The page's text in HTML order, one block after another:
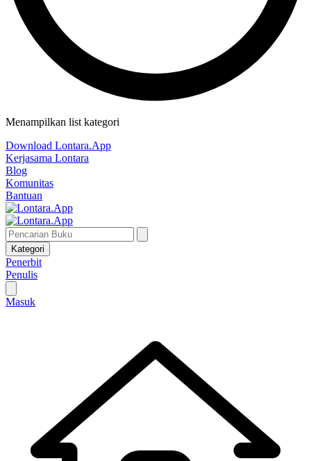
Menampilkan list kategori
Download Lontara.App
Kerjasama Lontara
Blog
Komunitas
Bantuan
Kategori
Penerbit
Penulis
Masuk